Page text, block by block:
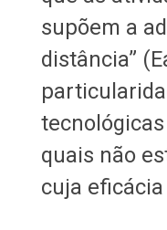
supõem a
distância”
quais não
cuja